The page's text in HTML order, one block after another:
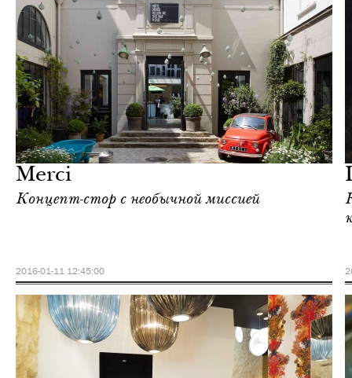
Merci
Концепт-стор с необычной миссией
2016-01-11 12:45:00
жизнь